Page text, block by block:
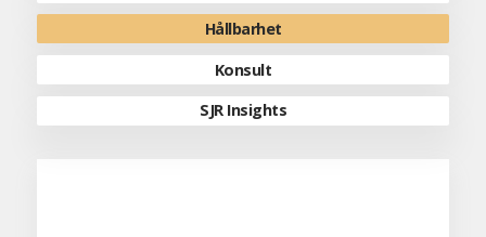
Hållbarhet
Konsult
SJR Insights